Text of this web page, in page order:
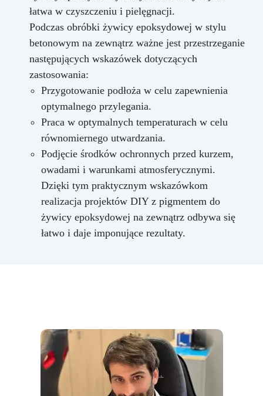
łatwa w czyszczeniu i pielęgnacji.
Podczas obróbki żywicy epoksydowej w stylu
betonowym na zewnątrz ważne jest przestrzeganie
następujących wskazówek dotyczących
zastosowania:
Przygotowanie podłoża w celu zapewnienia
optymalnego przylegania.
Praca w optymalnych temperaturach w celu
równomiernego utwardzania.
Podjęcie środków ochronnych przed kurzem,
owadami i warunkami atmosferycznymi.
Dzięki tym praktycznym wskazówkom
realizacja projektów DIY z pigmentem do
żywicy epoksydowej na zewnątrz odbywa się
łatwo i daje imponujące rezultaty.